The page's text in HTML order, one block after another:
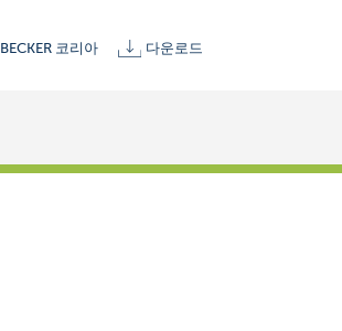
BECKER 코리아 다운로드